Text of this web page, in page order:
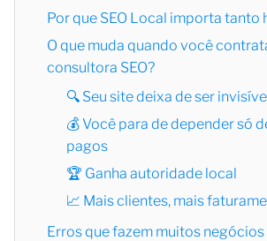
Por que SEO Local importa tanto
O que muda quando você
consultora SEO?
🔍 Seu site deixa de ser
💰 Você para de depender só
pagos
🏆 Ganha autoridade local
📈 Mais clientes, mais
Erros que fazem muitos